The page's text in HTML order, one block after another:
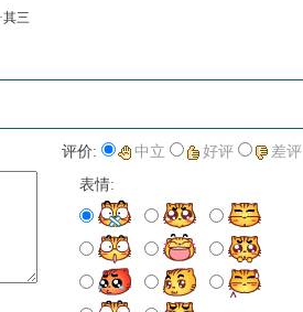
其三
评价: 中立 好评
差评
表情: